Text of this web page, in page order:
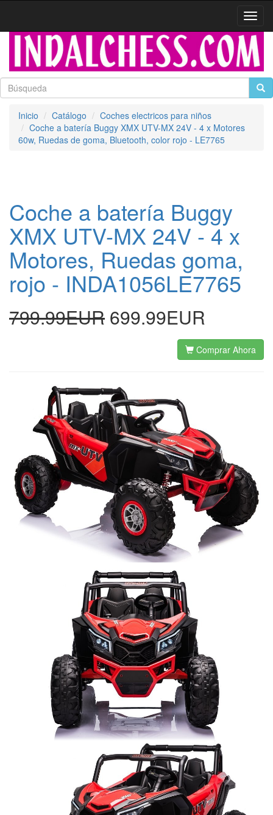
Inicio Catálogo
Coches electricos para niños
Coche a batería Buggy XMX UTV-MX 24V - 4 x Motores
60w, Ruedas de goma, Bluetooth, color rojo - LE7765
Coche a batería Buggy
XMX UTV-MX 24V - 4 x
Motores, Ruedas goma,
rojo - INDA1056LE7765
799.99EUR 699.99EUR
Comprar Ahora